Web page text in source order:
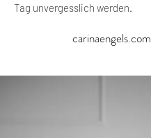
Tag unvergesslich werden.
carinaengels.com